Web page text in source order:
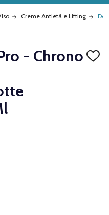
Creme Antietà e Lifting
- Chrono